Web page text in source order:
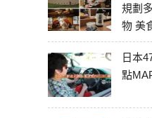
規劃
物 美
日本
點